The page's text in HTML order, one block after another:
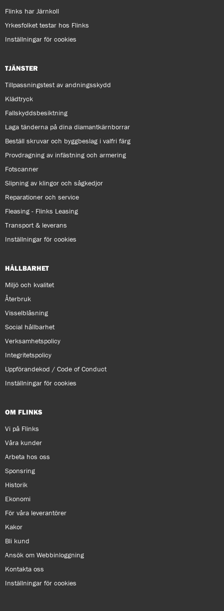
Flinks har Järnkoll
Yrkesfolket testar hos Flinks
Inställningar för cookies
TJÄNSTER
Tillpassningstest av andningsskydd
Klädtryck
Fallskyddsbesiktning
Laga tänderna på dina diamantkärnborrar
Beställ skruvar och byggbeslag i valfri färg
Provdragning av infästning och armering
Fotscanner
Slipning av klingor och sågkedjor
Reparationer och service
Fleasing - Flinks Leasing
Transport & leverans
Inställningar för cookies
HÅLLBARHET
Miljö och kvalitet
Återbruk
Visselblåsning
Social hållbarhet
Verksamhetspolicy
Integritetspolicy
Uppförandekod / Code of Conduct
Inställningar för cookies
OM FLINKS
Vi på Flinks
Våra kunder
Arbeta hos oss
Sponsring
Historik
Ekonomi
För våra leverantörer
Kakor
Bli kund
Ansök om Webbinloggning
Kontakta oss
Inställningar för cookies